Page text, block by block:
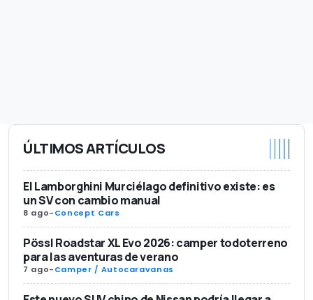
ÚLTIMOS ARTÍCULOS
El Lamborghini Murciélago definitivo existe: es
un SV con cambio manual
8 ago-Concept Cars
Pössl Roadstar XL Evo 2026: camper todoterreno
para las aventuras de verano
7 ago-Camper / Autocaravanas